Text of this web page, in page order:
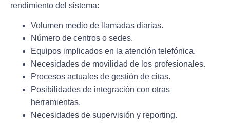
rendimiento del sistema:
Volumen medio de llamadas diarias.
Número de centros o sedes.
Equipos implicados en la atención telefónica.
Necesidades de movilidad de los profesionales.
Procesos actuales de gestión de citas.
Posibilidades de integración con otras
herramientas.
Necesidades de supervisión y reporting.